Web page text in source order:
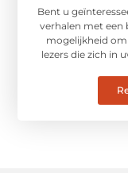
Bent u
verhalen met een
mogelijkheid
lezers die zich in